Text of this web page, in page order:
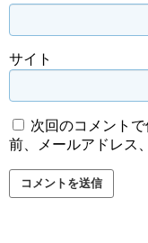
サイト
次回のコメント
前、メールアドレス